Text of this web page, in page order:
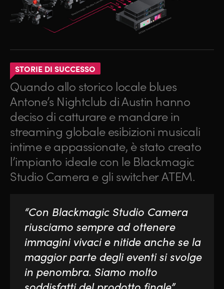
STORIE DI SUCCESSO
Quando allo storico locale blues
Antone’s Nightclub di Austin hanno
deciso di catturare e mandare in
streaming globale esibizioni musicali
intime e appassionate, è stato creato
l’impianto ideale con le Blackmagic
Studio Camera e gli switcher ATEM.
“Con Blackmagic Studio Camera
riusciamo sempre ad ottenere
immagini vivaci e nitide anche se la
maggior parte degli eventi si svolge
in penombra. Siamo molto